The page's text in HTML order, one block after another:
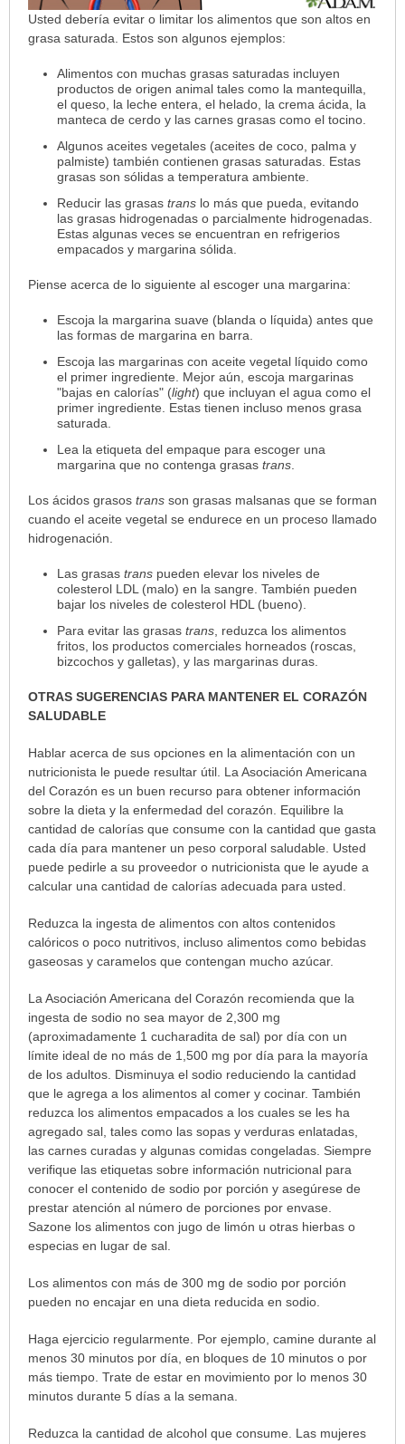
Usted debería evitar o limitar los alimentos que son altos en
grasa saturada. Estos son algunos ejemplos:
Alimentos con muchas grasas saturadas incluyen
productos de origen animal tales como la mantequilla,
el queso, la leche entera, el helado, la crema ácida, la
manteca de cerdo y las carnes grasas como el tocino.
Algunos aceites vegetales (aceites de coco, palma y
palmiste) también contienen grasas saturadas. Estas
grasas son sólidas a temperatura ambiente.
Reducir las grasastrans lo más que pueda, evitando
las grasas hidrogenadas o parcialmente hidrogenadas.
Estas algunas veces se encuentran en refrigerios
empacados y margarina sólida.
Piense acerca de lo siguiente al escoger una margarina:
Escoja la margarina suave (blanda o líquida) antes que
las formas de margarina en barra.
Escoja las margarinas con aceite vegetal líquido como
el primer ingrediente. Mejor aún, escoja margarinas
"bajas en calorías" (light) que incluyan el agua como el
primer ingrediente. Estas tienen incluso menos grasa
saturada.
Lea la etiqueta del empaque para escoger una
margarina que no contenga grasastrans.
Los ácidos grasos transson grasas malsanas que se forman
cuando el aceite vegetal se endurece en un proceso llamado
hidrogenación.
Las grasastrans pueden elevar los niveles de
colesterol LDL (malo) en la sangre. También pueden
bajar los niveles de colesterol HDL (bueno).
Para evitar las grasastrans, reduzca los alimentos
fritos, los productos comerciales horneados (roscas,
bizcochos y galletas), y las margarinas duras.
OTRAS SUGERENCIAS PARA MANTENER EL CORAZÓN
SALUDABLE
Hablar acerca de sus opciones en la alimentación con un
nutricionista le puede resultar útil. La Asociación Americana
del Corazón es un buen recurso para obtener información
sobre la dieta y la enfermedad del corazón. Equilibre la
cantidad de calorías que consume con la cantidad que gasta
cada día para mantener un peso corporal saludable. Usted
puede pedirle a su proveedor o nutricionista que le ayude a
calcular una cantidad de calorías adecuada para usted.
Reduzca la ingesta de alimentos con altos contenidos
calóricos o poco nutritivos, incluso alimentos como bebidas
gaseosas y caramelos que contengan mucho azúcar.
La Asociación Americana del Corazón recomienda que la
ingesta de sodio no sea mayor de 2,300 mg
(aproximadamente 1 cucharadita de sal) por día con un
límite ideal de no más de 1,500 mg por día para la mayoría
de los adultos. Disminuya el sodio reduciendo la cantidad
que le agrega a los alimentos al comer y cocinar. También
reduzca los alimentos empacados a los cuales se les ha
agregado sal, tales como las sopas y verduras enlatadas,
las carnes curadas y algunas comidas congeladas. Siempre
verifique las etiquetas sobre información nutricional para
conocer el contenido de sodio por porción y asegúrese de
prestar atención al número de porciones por envase.
Sazone los alimentos con jugo de limón u otras hierbas o
especias en lugar de sal.
Los alimentos con más de 300 mg de sodio por porción
pueden no encajar en una dieta reducida en sodio.
Haga ejercicio regularmente. Por ejemplo, camine durante al
menos 30 minutos por día, en bloques de 10 minutos o por
más tiempo. Trate de estar en movimiento por lo menos 30
minutos durante 5 días a la semana.
Reduzca la cantidad de alcohol que consume. Las mujeres